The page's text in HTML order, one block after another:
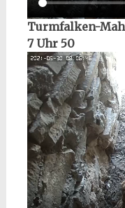
Turmfalken-
7 Uhr 50